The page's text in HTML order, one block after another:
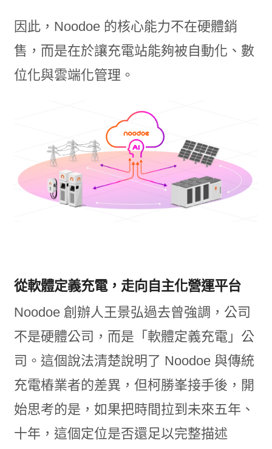
因此，Noodoe 的核心能力不在硬體銷
售，而是在於讓充電站能夠被自動化、數
位化與雲端化管理。
從軟體定義充電，走向自主化營運平台
Noodoe 創辦人王景弘過去曾強調，公司
不是硬體公司，而是「軟體定義充電」公
司。這個說法清楚說明了 Noodoe 與傳統
充電樁業者的差異，但柯勝峯接手後，開
始思考的是，如果把時間拉到未來五年、
十年，這個定位是否還足以完整描述